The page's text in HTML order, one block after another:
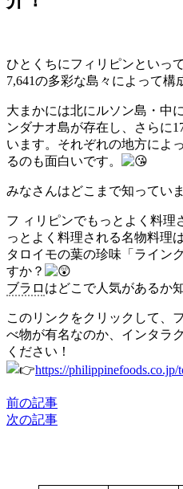
ひとくちにフィリピンといっ
7,641の多彩な島々によって構
大まかには北にルソン島・中
ンダナオ島が存在し、さらに
います。それぞれの地方によ
るのも面白いです。
みなさんはどこまで知ってい
フ ィリピンでもっとよく料理
っとよく料理される名物料理
タロイモの葉の珍味「ライン
すか？
ブラロ はどこで人気があるか
このリンクをクリックして、
べ物が有名なのか、インタラ
ください！
https://philippinefoods.co.jp/
前の記事
次の記事